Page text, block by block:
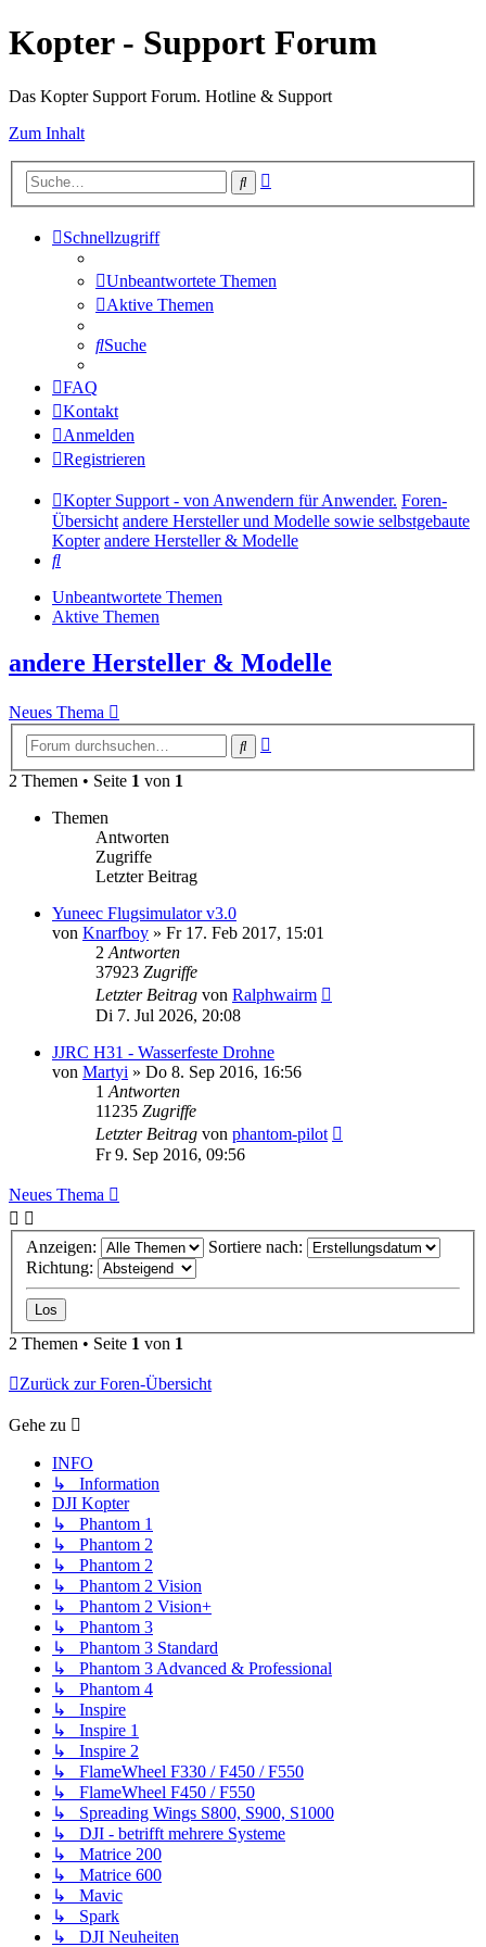
Kopter - Support Forum
Das Kopter Support Forum. Hotline & Support
Zum Inhalt
Suche
Schnellzugriff
Unbeantwortete Themen
Aktive Themen
Suche
FAQ
Kontakt
Anmelden
Registrieren
Kopter Support - von Anwendern für Anwender. Foren-
Übersicht andere Hersteller und Modelle sowie selbstgebaute
Kopter andere Hersteller & Modelle
Suche
Unbeantwortete Themen
Aktive Themen
andere Hersteller & Modelle
Neues Thema
Suche
2 Themen • Seite 1 von 1
Themen
Antworten
Zugriffe
Letzter Beitrag
Yuneec Flugsimulator v3.0
von Knarfboy » Fr 17. Feb 2017, 15:01
2 Antworten
37923 Zugriffe
Letzter Beitrag von Ralphwairm
Di 7. Jul 2026, 20:08
JJRC H31 - Wasserfeste Drohne
von Martyi » Do 8. Sep 2016, 16:56
1 Antworten
11235 Zugriffe
Letzter Beitrag von phantom-pilot
Fr 9. Sep 2016, 09:56
Neues Thema
Anzeigen:
Sortiere nach:
Richtung:
2 Themen • Seite 1 von 1
Zurück zur Foren-Übersicht
Gehe zu
INFO
↳ Information
DJI Kopter
↳ Phantom 1
↳ Phantom 2
↳ Phantom 2
↳ Phantom 2 Vision
↳ Phantom 2 Vision+
↳ Phantom 3
↳ Phantom 3 Standard
↳ Phantom 3 Advanced & Professional
↳ Phantom 4
↳ Inspire
↳ Inspire 1
↳ Inspire 2
↳ FlameWheel F330 / F450 / F550
↳ FlameWheel F450 / F550
↳ Spreading Wings S800, S900, S1000
↳ DJI - betrifft mehrere Systeme
↳ Matrice 200
↳ Matrice 600
↳ Mavic
↳ Spark
↳ DJI Neuheiten